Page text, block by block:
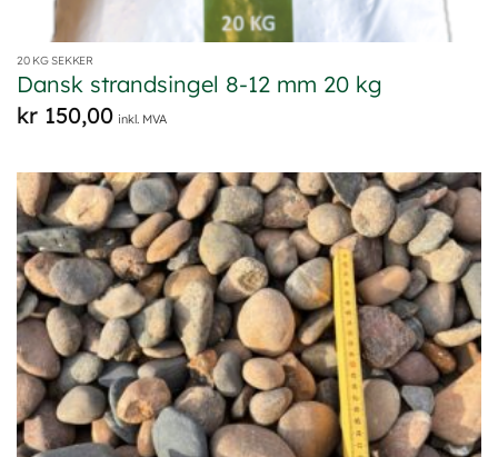
20 KG SEKKER
Dansk strandsingel 8-12 mm 20 kg
kr150,00 inkl. MVA